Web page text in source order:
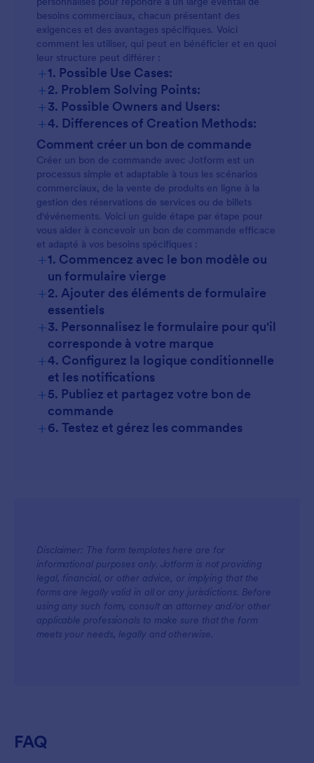
besoins commerciaux, chacun présentant des
exigences et des avantages spécifiques. Voici
comment les utiliser, qui peut en bénéficier et en quoi
leur structure peut différer :
+1. Possible Use Cases:
+2. Problem Solving Points:
+3. Possible Owners and Users:
+4. Differences of Creation Methods:
Ventes de produits :
Réservations de service :
Commandes d'événements :
Commandes en gros :
Comment créer un bon de commande
Créer un bon de commande avec Jotform est un
processus simple et adaptable à tous les scénarios
commerciaux, de la vente de produits en ligne à la
gestion des réservations de services ou de billets
d'événements. Voici un guide étape par étape pour
vous aider à concevoir un bon de commande efficace
et adapté à vos besoins spécifiques :
+1. Commencez avec le bon modèle ou
un formulaire vierge
+2. Ajouter des éléments de formulaire
essentiels
+3. Personnalisez le formulaire pour qu'il
corresponde à votre marque
+4. Configurez la logique conditionnelle
et les notifications
+5. Publiez et partagez votre bon de
commande
+6. Testez et gérez les commandes
Disclaimer: The form templates here are for
informational purposes only. Jotform is not providing
legal, financial, or other advice, or implying that the
forms are legally valid in all or any jurisdictions. Before
using any such form, consult an attorney and/or other
applicable professionals to make sure that the form
meets your needs, legally and otherwise.
FAQ